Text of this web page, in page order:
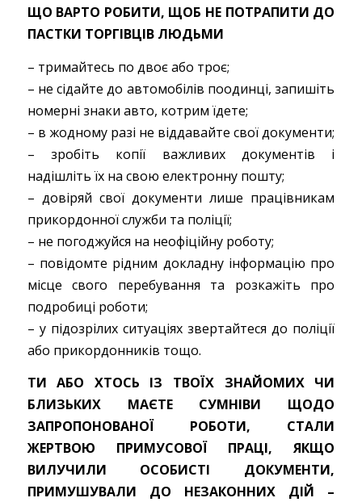
ЩО ВАРТО РОБИТИ, ЩОБ НЕ ПОТРАПИТИ ДО
ПАСТКИ ТОРГІВЦІВ ЛЮДЬМИ
– тримайтесь по двоє або троє;
– не сідайте до автомобілів поодинці, запишіть
номерні знаки авто, котрим їдете;
– в жодному разі не віддавайте свої документи;
– зробіть копії важливих документів і
надішліть їх на свою електронну пошту;
– довіряй свої документи лише працівникам
прикордонної служби та поліції;
– не погоджуйся на неофіційну роботу;
– повідомте рідним докладну інформацію про
місце свого перебування та розкажіть про
подробиці роботи;
– у підозрілих ситуаціях звертайтеся до поліції
або прикордонників тощо.
ТИ АБО ХТОСЬ ІЗ ТВОЇХ ЗНАЙОМИХ ЧИ
БЛИЗЬКИХ МАЄТЕ СУМНІВИ ЩОДО
ЗАПРОПОНОВАНОЇ РОБОТИ, СТАЛИ
ЖЕРТВОЮ ПРИМУСОВОЇ ПРАЦІ, ЯКЩО
ВИЛУЧИЛИ ОСОБИСТІ ДОКУМЕНТИ,
ПРИМУШУВАЛИ ДО НЕЗАКОННИХ ДІЙ –